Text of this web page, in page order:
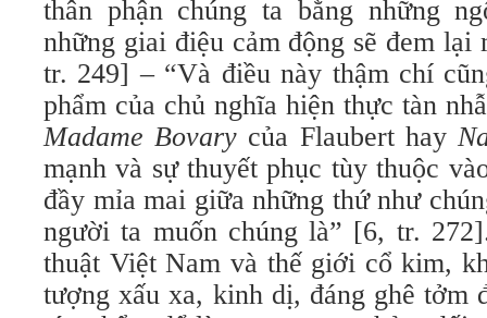
thân phận chúng ta bằng những
những giai điệu cảm động sẽ đem lại
tr. 249] – “Và điều này thậm chí
phẩm của chủ nghĩa hiện thực tàn
Madame Bovary của Flaubert hay
mạnh và sự thuyết phục tùy thuộc
đầy mỉa mai giữa những thứ như
người ta muốn chúng là” [6, tr.
thuật Việt Nam và thế giới cổ kim,
tượng xấu xa, kinh dị, đáng ghê tởm